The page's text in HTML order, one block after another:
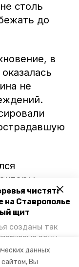
данных
сайтом, Вы
чистят:
на Ставрополье
щит
созданы так
зоны,
выхлопных
они с
столь
до
в
не
студенты
.